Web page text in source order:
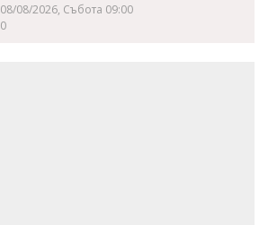
08/08/2026, Събота 09:00
0